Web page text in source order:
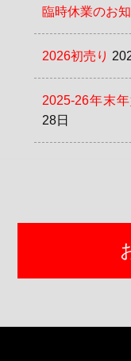
臨時休業のお
2026初売り
2025-26年末
28日